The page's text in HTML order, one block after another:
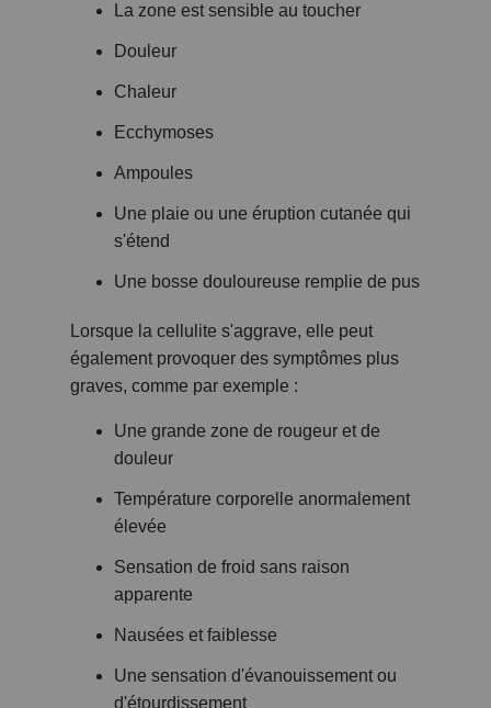
La zone est sensible au toucher
Douleur
Chaleur
Ecchymoses
Ampoules
Une plaie ou une éruption cutanée qui
s'étend
Une bosse douloureuse remplie de pus
Lorsque la cellulite s'aggrave, elle peut
également provoquer des symptômes plus
graves, comme par exemple :
Une grande zone de rougeur et de
douleur
Température corporelle anormalement
élevée
Sensation de froid sans raison
apparente
Nausées et faiblesse
Une sensation d'évanouissement ou
d'étourdissement